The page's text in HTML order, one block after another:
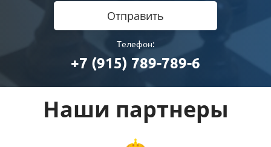
Отправить
Телефон:
+7 (915) 789-789-6
Наши партнеры